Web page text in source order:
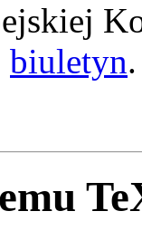
biuletyn.